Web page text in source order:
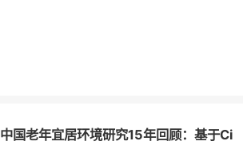
中国老年宜居环境研究15年回顾：基于Ci